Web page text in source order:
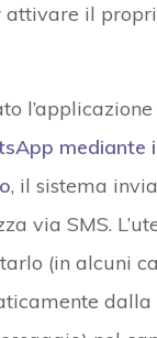
il
l’applicazione
mediante
, il sistema
via SMS.
(in alcuni
dalla